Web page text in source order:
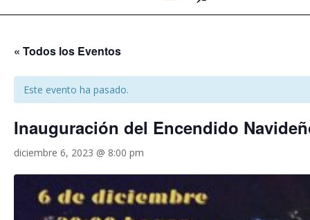
« Todos los Eventos
Este evento ha pasado.
Inauguración del Encendido
diciembre 6, 2023 @ 8:00 pm